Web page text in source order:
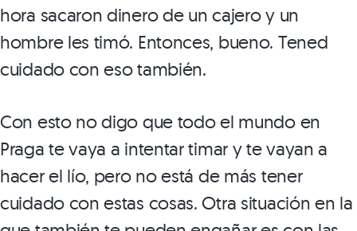
hora sacaron dinero de un cajero y un
hombre les timó. Entonces, bueno. Tened
cuidado con eso también.
Con esto no digo que todo el mundo en
Praga te vaya a intentar timar y te vayan a
hacer el lío, pero no está de más tener
cuidado con estas cosas. Otra situación en la